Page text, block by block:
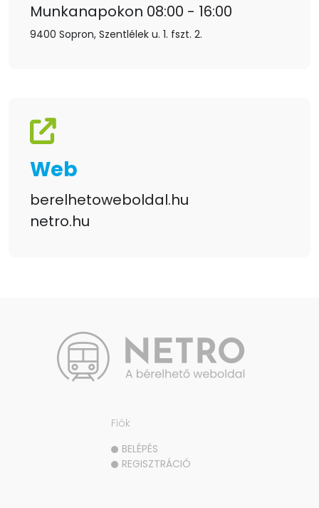
Munkanapokon 08:00 - 16:00
9400 Sopron, Szentlélek u. 1. fszt. 2.
Web
berelhetoweboldal.hu
netro.hu
Fiók
BELÉPÉS
REGISZTRÁCIÓ